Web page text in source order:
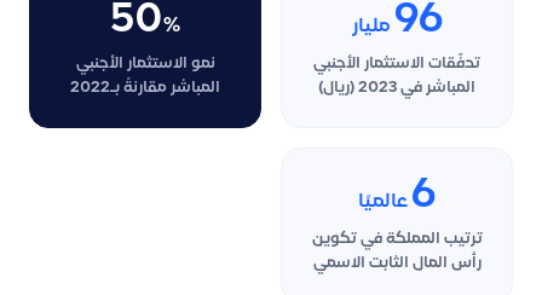
96 مليار
تدفّقات الاستثمار الأجنبي
المباشر في 2023 (ريال)
50%
نمو الاستثمار الأجنبي
المباشر مقارنةً بـ2022
6 عالميًا
ترتيب المملكة في تكوين
رأس المال الثابت الاسمي